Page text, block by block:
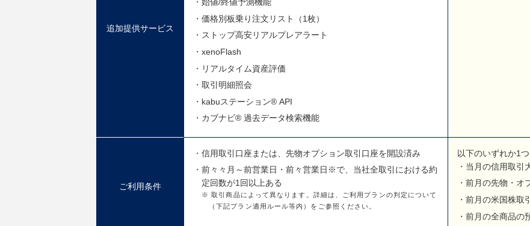
追加提供サービス
価格別板乗り注文リスト（1枚）
ストップ高安リアルプレアラート
xenoFlash
リアルタイム資産評価
取引明細照会
kabuステーション® API
カブナビ® 過去データ検索機能
ご利用条件
信用取引口座または、先物オプション取引口座を開設済み
前々々月～前営業日・前々営業日※で、当社全取引における約
定回数が1回以上ある
※ 取引商品によって異なります。詳細は、ご利用プランの判定について
（下記プラン適用ルール等内）をご参照ください。
以下のいずれか1
当月の信用取引
前月の先物・オ
前月の米国株取
前月の全商品の